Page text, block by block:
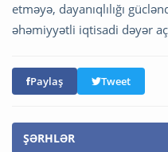
etməyə, dayanıqlılığı
əhəmiyyətli iqtisadi dəyər
Paylaş Tweet
ŞƏRHLƏR